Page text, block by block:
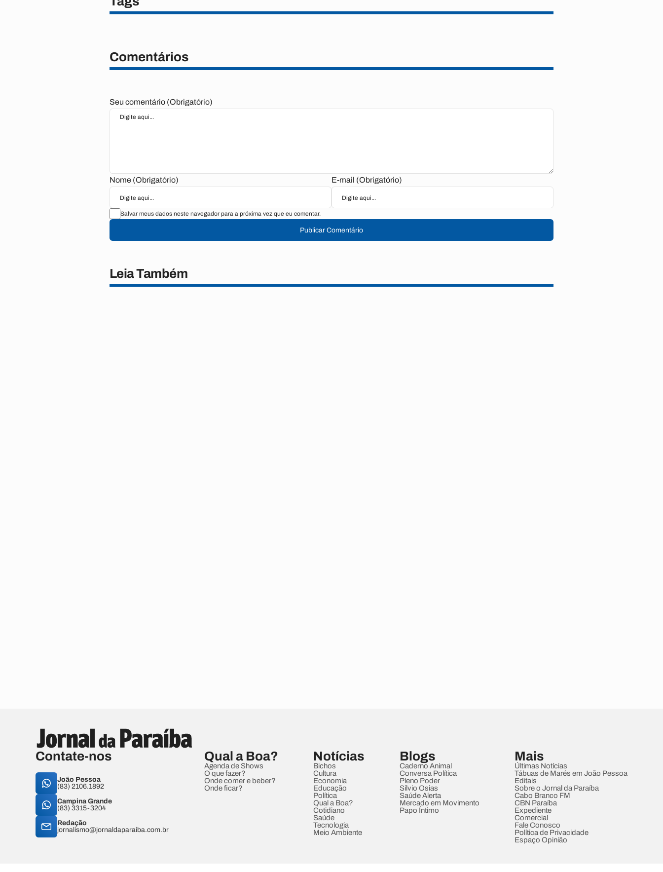
Comentários
Seu comentário (Obrigatório)
Nome (Obrigatório) E-mail (Obrigatório)
Salvar meus dados neste navegador para a próxima vez que eu comentar.
Publicar Comentário
Leia Também
Contate-nos
João Pessoa
(83) 2106.1892
Campina Grande
(83) 3315-3204
Redação
jornalismo@jornaldaparaiba.com.br
Qual a Boa?
Agenda de Shows
O que fazer?
Onde comer e beber?
Onde ficar?
Notícias
Bichos
Cultura
Economia
Educação
Política
Qual a Boa?
Cotidiano
Saúde
Tecnologia
Meio Ambiente
Blogs
Caderno Animal
Conversa Política
Pleno Poder
Sílvio Osias
Saúde Alerta
Mercado em Movimento
Papo Íntimo
Mais
Últimas Notícias
Tábuas de Marés em João Pessoa
Editais
Sobre o Jornal da Paraíba
Cabo Branco FM
CBN Paraíba
Expediente
Comercial
Fale Conosco
Política de Privacidade
Espaço Opinião